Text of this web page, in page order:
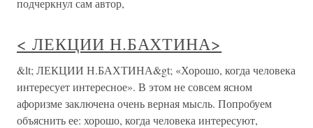
подчеркнул сам автор,
< ЛЕКЦИИ Н.БАХТИНА>
&lt; ЛЕКЦИИ Н.БАХТИНА&gt; «Хорошо, когда человека
интересует интересное». В этом не совсем ясном
афоризме заключена очень верная мысль. Попробуем
объяснить ее: хорошо, когда человека интересуют,